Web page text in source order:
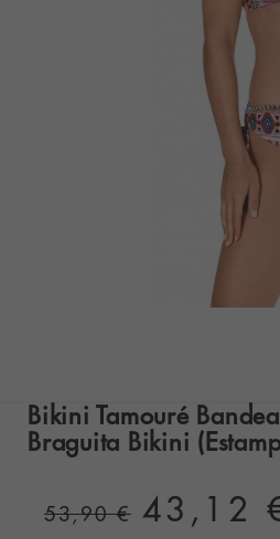
Bikini Tamouré
Braguita Bikini
53,90 € 43,12